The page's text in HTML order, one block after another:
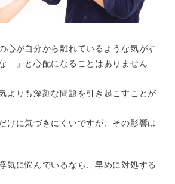
心が自分から離れているような気がす
…」と心配になることはありません
よりも深刻な問題を引き起こすことが
けに気づきにくいですが、その影響は
気に悩んでいるなら、早めに対処する